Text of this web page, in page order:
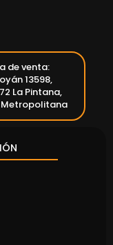
de venta:
13598,
La Pintana,
Metropolitana